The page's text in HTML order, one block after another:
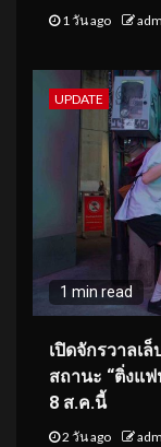
1 วัน ago
UPDATE
1 min read
เปิดจักรวาลเ
สถานะ “ติ่งแ
8 ส.ค.นี้
2 วัน ago